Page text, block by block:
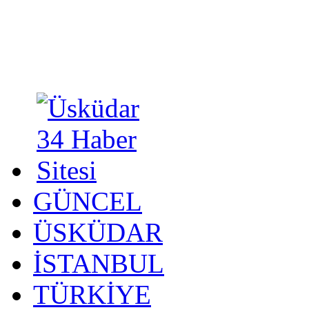
GÜNCEL
ÜSKÜDAR
İSTANBUL
TÜRKİYE